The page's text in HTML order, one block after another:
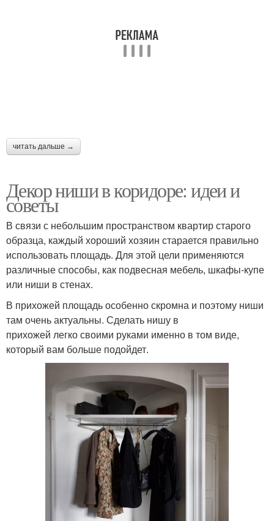
читать дальше →
Декор ниши в коридоре: идеи и
советы
В связи с небольшим пространством квартир старого
образца, каждый хороший хозяин старается правильно
использовать площадь. Для этой цели применяются
различные способы, как подвесная мебель, шкафы-купе
или ниши в стенах.
В прихожей площадь особенно скромна и поэтому ниши
там очень актуальны. Сделать нишу в
прихожей легко своими руками именно в том виде,
который вам больше подойдет.